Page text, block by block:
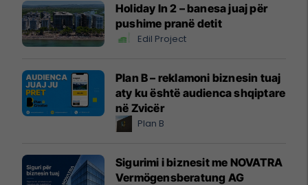
Holiday In 2 – banesa juaj për
pushime pranë detit
Edil Project
Plan B – reklamoni biznesin tuaj
aty ku është audienca shqiptare
në Zvicër
Plan B
Sigurimi i biznesit me NOVATRA
Vermögensberatung AG